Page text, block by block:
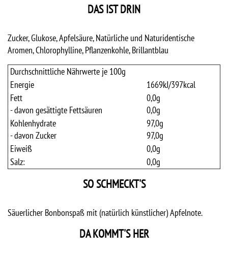
DAS IST DRIN
Zucker, Glukose, Apfelsäure, Natürliche und Naturidentische
Aromen, Chlorophylline, Pflanzenkohle, Brillantblau
Durchschnittliche Nährwerte je 100g
Energie
1669kJ/397kcal
Fett
- davon gesättigte Fettsäuren
0,0g
0,0g
Kohlenhydrate
- davon Zucker
97,0g
97,0g
Eiweiß
0,0g
Salz:
0,0g
SO SCHMECKT'S
Säuerlicher Bonbonspaß mit (natürlich künstlicher) Apfelnote.
DA KOMMT'S HER